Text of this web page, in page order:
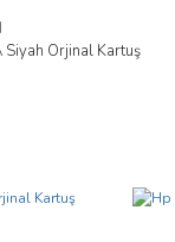
Orjinal Kartuş